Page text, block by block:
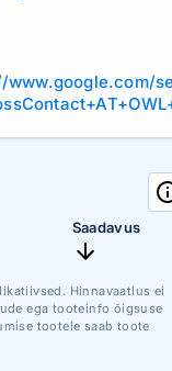
www.google.com/
Saadavus
Hinnavaatlus ei
ega tooteinfo õigsuse
tootele saab toote